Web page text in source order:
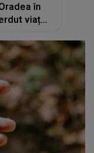
în
viața